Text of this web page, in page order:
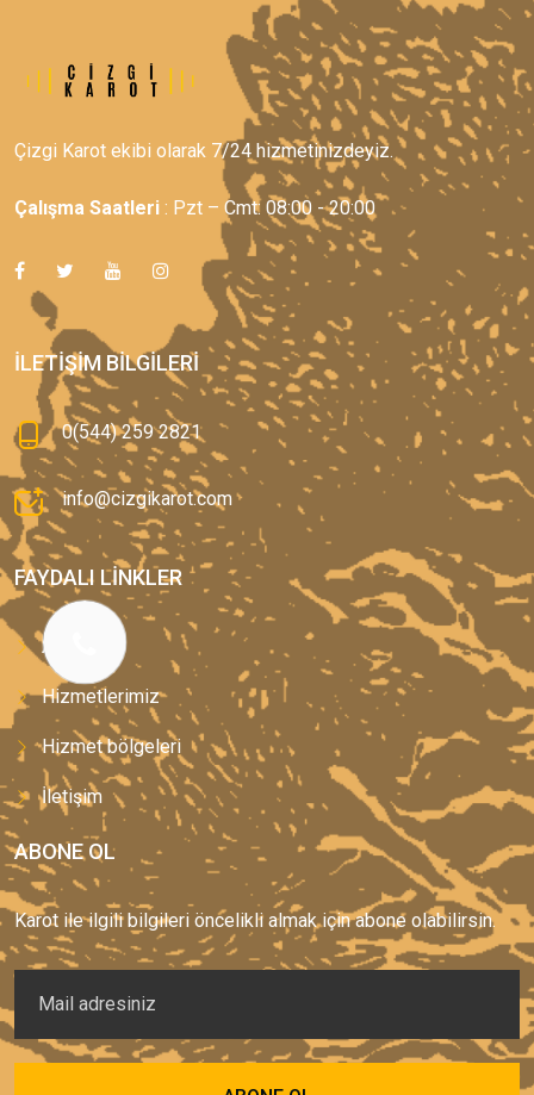
Çizgi Karot ekibi olarak 7/24 hizmetinizdeyiz.
Çalışma Saatleri : Pzt – Cmt: 08:00 - 20:00
İLETIŞIM BILGILERI
0(544) 259 2821
info@cizgikarot.com
FAYDALI LINKLER
Anasayfa
Hizmetlerimiz
Hizmet bölgeleri
İletişim
ABONE OL
Karot ile ilgili bilgileri öncelikli almak için abone olabilirsin.